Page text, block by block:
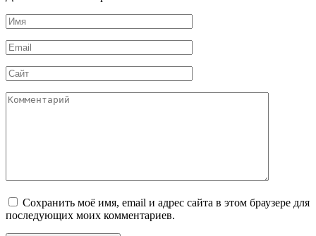
Имя
*
Email
*
Сайт
Комментарий
Сохранить моё имя, email и адрес сайта в этом браузере для
последующих моих комментариев.